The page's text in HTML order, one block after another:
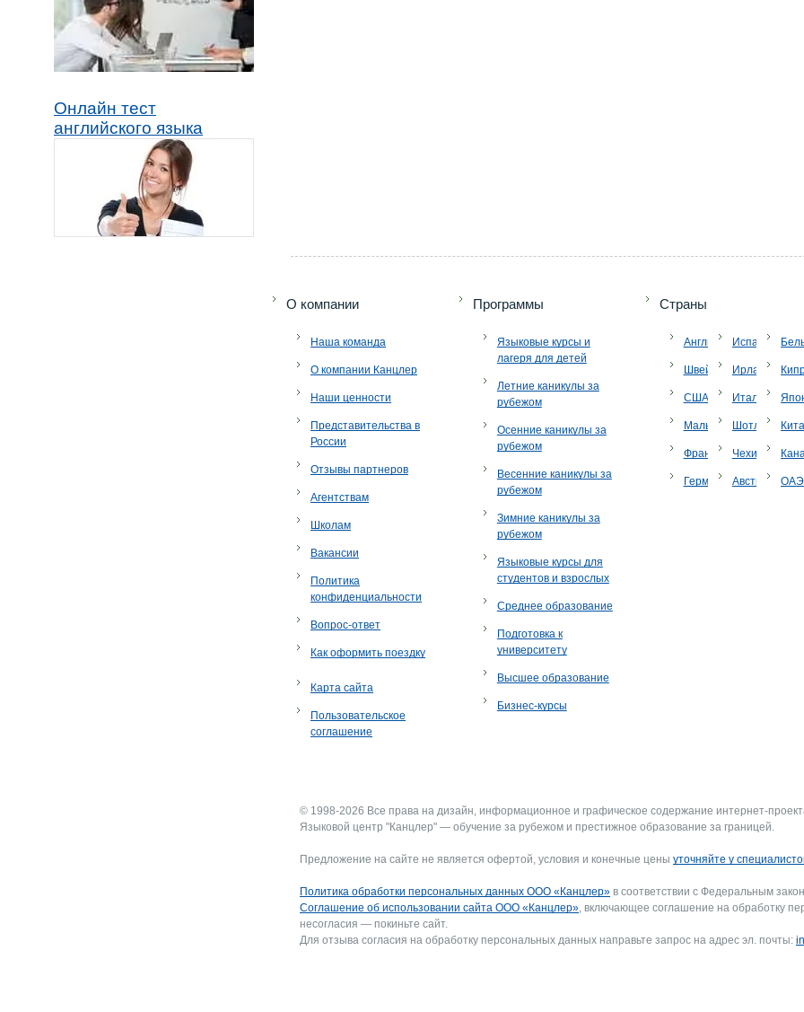
Онлайн тест
английского языка
O компании
Наша команда
О компании Канцлер
Наши ценности
Представительства в
России
Отзывы партнеров
Агентствам
Школам
Вакансии
Политика
конфиденциальности
Вопрос-ответ
Как оформить поездку
Карта сайта
Пользовательское
соглашение
Программы
Языковые курсы и
лагеря для детей
Летние каникулы за
рубежом
Осенние каникулы за
рубежом
Весенние каникулы за
рубежом
Зимние каникулы за
рубежом
Языковые курсы для
студентов и взрослых
Среднее образование
Подготовка к
университету
Высшее образование
Бизнес-курсы
Страны
Англия
Швейцария
США
Мальта
Франция
Германия
Испания
Ирландия
Италия
Шотландия
Чехия
Австрия
Кипр
ОАЭ
© 1998-2026 Все права на дизайн, информационное и графическое содержание интернет-
Языковой центр "Канцлер" — обучение за рубежом и престижное образование за границей.
Предложение на сайте не является офертой, условия и конечные цены уточняйте у
Политика обработки персональных данных ООО «Канцлер» в соответствии с Федеральным
Соглашение об использовании сайта ООО «Канцлер», включающее соглашение на обработку
несогласия — покиньте сайт.
Для отзыва согласия на обработку персональных данных направьте запрос на адрес эл. почты: